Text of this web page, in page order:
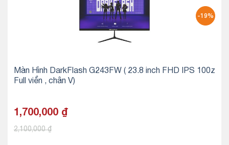
-19%
Màn Hình DarkFlash G243FW ( 23.8 inch FHD IPS 100z
Full viền , chân V)
1,700,000 ₫
2,100,000₫